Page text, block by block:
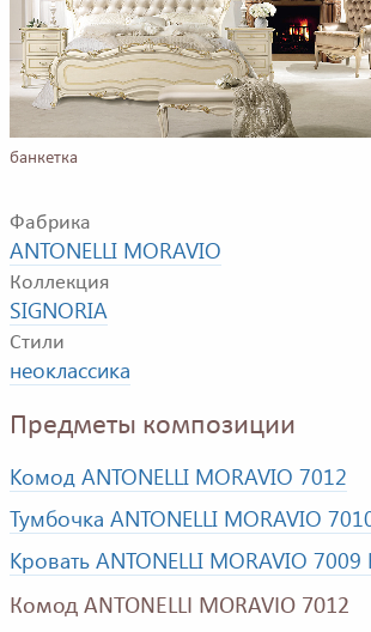
Пример композиции для спальной комнаты. В
двуспальная кровать, прикроватные
банкетка
Фабрика
ANTONELLI MORAVIO
Коллекция
SIGNORIA
Стили
неоклассика
Предметы композиции
Комод ANTONELLI MORAVIO 7012
Тумбочка ANTONELLI MORAVIO
Кровать ANTONELLI MORAVIO 7009
Комод ANTONELLI MORAVIO 7012